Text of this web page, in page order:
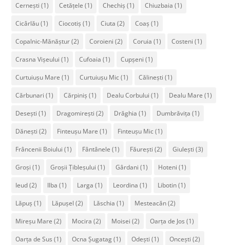
Cernești (1) Cetățele (1) Chechiș (1) Chiuzbaia (1)
Cicârlău(1) Ciocotiș (1) Ciuta (2) Coaș (1)
Copalnic-Mănăștur(2) Coroieni (2) Coruia (1) Costeni (1)
Crasna Vișeului (1) Cufoaia (1) Cupșeni (1)
Curtuiușu Mare (1) Curtuiușu Mic(1) Călinești (1)
Cărbunari (1) Cărpiniș (1) Dealu Corbului (1) Dealu Mare (1)
Desești (1) Dragomirești (2) Drăghia (1) Dumbrăvița (1)
Dănești (2) Finteușu Mare (1) Finteușu Mic(1)
Frâncenii Boiului (1) Fântânele (1) Făurești (2) Giulești (3)
Groși (1) Groșii Țibleșului (1) Gârdani (1) Hoteni (1)
Ieud(2) Ilba (1) Larga (1) Leordina (1) Libotin(1)
Lăpuș (1) Lăpușel (2) Lăschia (1) Mesteacăn(2)
Mireșu Mare (2) Mocira (2) Moisei (2) Oarța de Jos (1)
Oarța de Sus (1) Ocna Șugatag(1) Odești (1) Oncești (2)